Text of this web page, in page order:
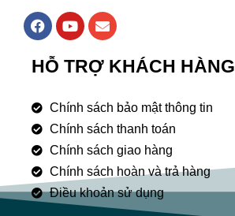
F
a
e
b
o
k
Y
o
t
u
e
E
n
e
l
p
e
HỖ TRỢ KHÁCH HÀNG
Chính sách bảo mật thông tin
Chính sách thanh toán
Chính sách giao hàng
Chính sách hoàn và trả hàng
Điều khoản sử dụng